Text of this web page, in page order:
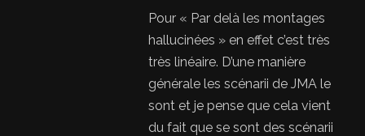
Pour « Par delà les montages
hallucinées » en effet c’est très
très linéaire. D’une manière
générale les scénarii de JMA le
sont et je pense que cela vient
du fait que se sont des scénarii